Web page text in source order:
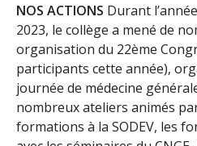
NOS ACTIONS Durant
2023, le collège a mené de
organisation du 22ème
participants cette année),
journée de médecine
nombreux ateliers animés
formations à la SODEV, les